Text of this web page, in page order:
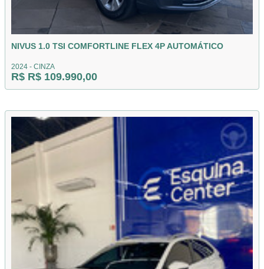
NIVUS 1.0 TSI COMFORTLINE FLEX 4P AUTOMÁTICO
2024 - CINZA
R$ R$ 109.990,00